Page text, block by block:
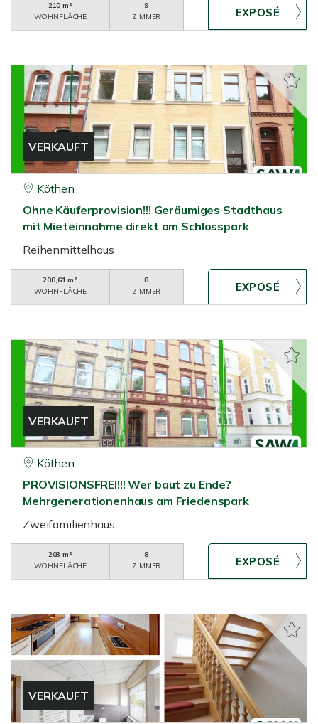
210 m²
WOHNFLÄCHE
9
ZIMMER
VERKAUFT
Köthen
Ohne Käuferprovision!!! Geräumiges Stadthaus
mit Mieteinnahme direkt am Schlosspark
Reihenmittelhaus
208,61 m²
WOHNFLÄCHE
8
ZIMMER
VERKAUFT
Köthen
PROVISIONSFREI!!! Wer baut zu Ende?
Mehrgenerationenhaus am Friedenspark
Zweifamilienhaus
203 m²
WOHNFLÄCHE
8
ZIMMER
VERKAUFT